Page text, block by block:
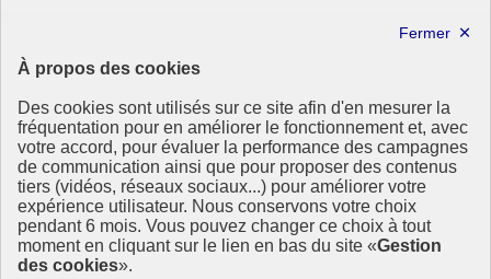
À propos des cookies
Des cookies sont utilisés sur ce site afin d'en mesurer la
fréquentation pour en améliorer le fonctionnement et, avec
votre accord, pour évaluer la performance des campagnes
de communication ainsi que pour proposer des contenus
tiers (vidéos, réseaux sociaux...) pour améliorer votre
expérience utilisateur. Nous conservons votre choix
pendant 6 mois. Vous pouvez changer ce choix à tout
moment en cliquant sur le lien en bas du site «Gestion
des cookies».
Ressources
Ressources
La Méth’ODD
Gouvernement
Ce site propose l’information de référence concernant l’Agenda
2030 et la feuille de route de la France. Il valorise la mobilisation de
tous les acteurs.